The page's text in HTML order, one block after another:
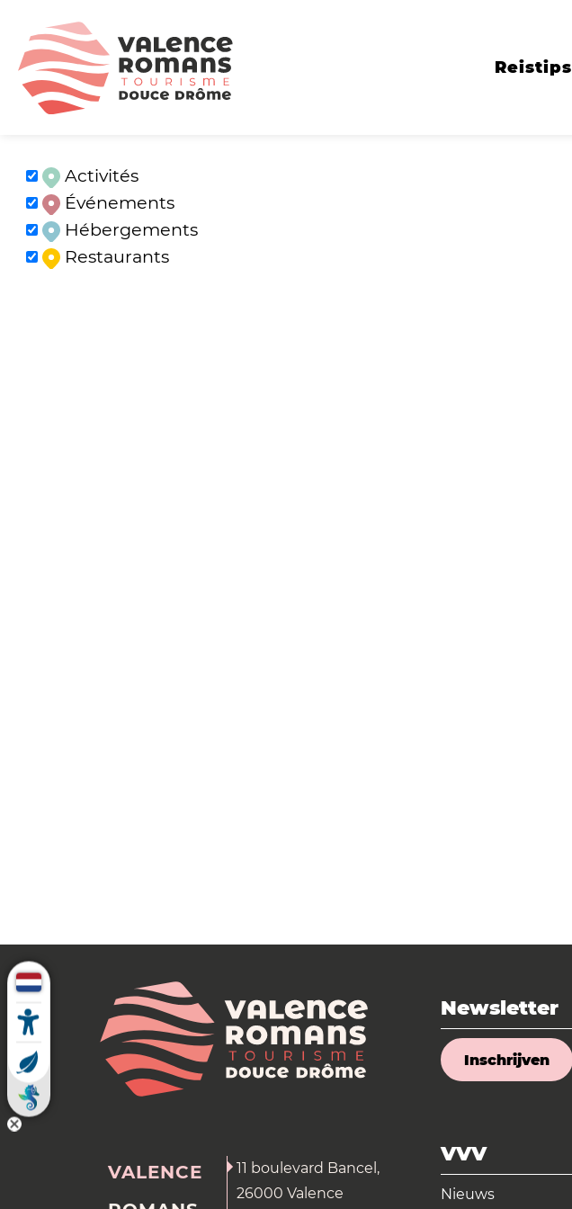
Reistips
Activités
Événements
Hébergements
Restaurants
Newsletter
Inschrijven
VALENCE
11 boulevard Bancel,
26000 Valence
VVV
Nieuws